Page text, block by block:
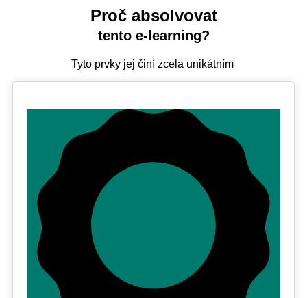
Proč absolvovat
tento e-learning?
Tyto prvky jej činí zcela unikátním